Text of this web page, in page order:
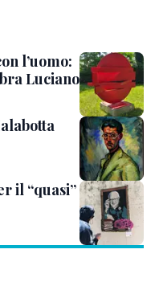
l’uomo:
Luciano
il “quasi”